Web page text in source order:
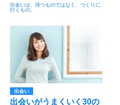
出会いは、待つものではなく、つくりに
行くもの。
出会い
出会いがうまくいく30の